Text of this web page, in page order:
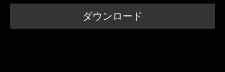
ダウンロード